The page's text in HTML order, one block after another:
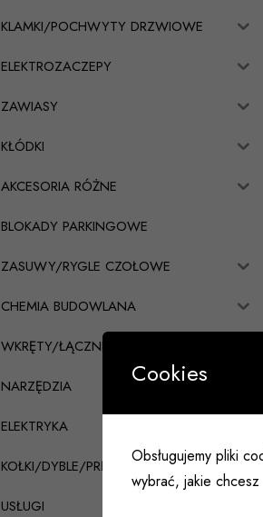
KLAMKI/POCHWYTY DRZWIOWE
ELEKTROZACZEPY
ZAWIASY
KŁÓDKI
AKCESORIA RÓŻNE
BLOKADY PARKINGOWE
ZASUWY/RYGLE CZOŁOWE
CHEMIA BUDOWLANA
WKRĘTY/ŁĄCZNIKI CIESIELSKIE
NARZĘDZIA
ELEKTRYKA
KOŁKI/DYBLE/PRĘTY
USŁUGI
Cookies
Obsługujemy pliki
wybrać, jakie